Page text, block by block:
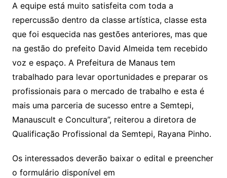
A equipe está muito satisfeita com toda a
repercussão dentro da classe artística, classe esta
que foi esquecida nas gestões anteriores, mas que
na gestão do prefeito David Almeida tem recebido
voz e espaço. A Prefeitura de Manaus tem
trabalhado para levar oportunidades e preparar os
profissionais para o mercado de trabalho e esta é
mais uma parceria de sucesso entre a Semtepi,
Manauscult e Concultura”, reiterou a diretora de
Qualificação Profissional da Semtepi, Rayana Pinho.
Os interessados deverão baixar o edital e preencher
o formulário disponível em